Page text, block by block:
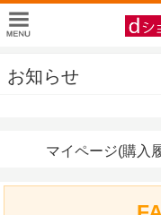
お知らせ
マイページ(購入